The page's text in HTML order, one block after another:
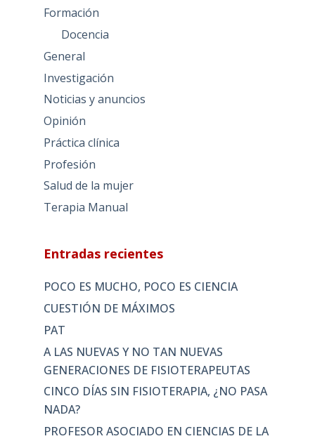
Formación
Docencia
General
Investigación
Noticias y anuncios
Opinión
Práctica clínica
Profesión
Salud de la mujer
Terapia Manual
Entradas recientes
POCO ES MUCHO, POCO ES CIENCIA
CUESTIÓN DE MÁXIMOS
PAT
A LAS NUEVAS Y NO TAN NUEVAS
GENERACIONES DE FISIOTERAPEUTAS
CINCO DÍAS SIN FISIOTERAPIA, ¿NO PASA
NADA?
PROFESOR ASOCIADO EN CIENCIAS DE LA